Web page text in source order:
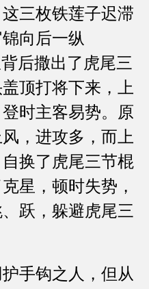
三枚铁莲子迟滞
向后一纵
后撒出了虎尾三
顶打将下来，上
时主客易势。原
，进攻多，而上
换了虎尾三节棍
星，顿时失势，
跃，躲避虎尾三
手钩之人，但从